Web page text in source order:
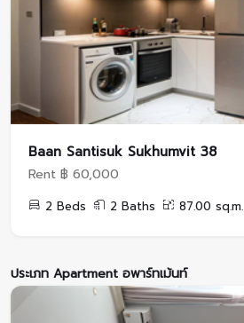
Baan Santisuk Sukhumvit 38
Rent ฿ 60,000
2 Beds 2 Baths 87.00 sq.m.
ประเภท Apartment อพาร์ทเม้นท์